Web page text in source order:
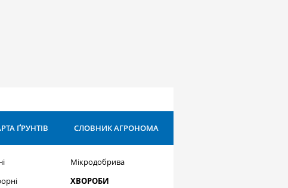
ҐРУНТІВ СЛОВНИК АГРОНОМА
Мікродобрива
ХВОРОБИ